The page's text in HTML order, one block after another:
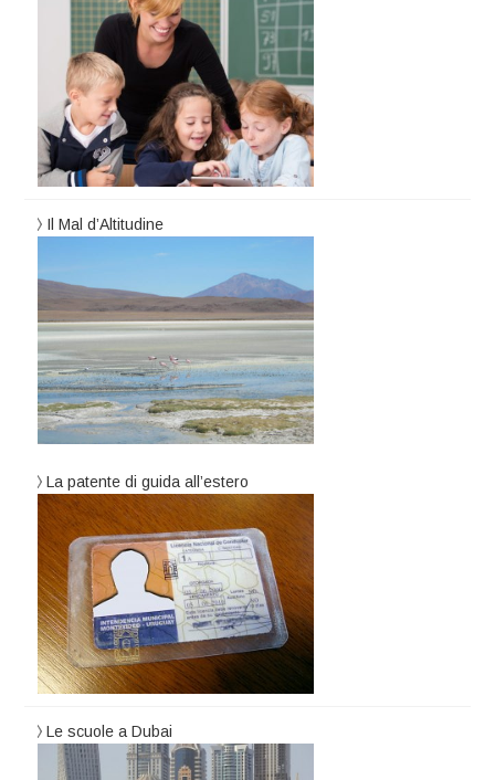
Il Mal d’Altitudine
La patente di guida all’estero
Le scuole a Dubai